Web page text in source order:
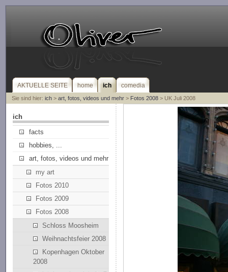
AKTUELLE SEITE home ich comedia
Sie sind hier: ich> art, fotos, videos und mehr> Fotos 2008> UK Juli 2008
ich
facts
hobbies, ...
art, fotos, videos und mehr
my art
Fotos 2010
Fotos 2009
Fotos 2008
Schloss Moosheim
Weihnachtsfeier 2008
Kopenhagen Oktober
2008